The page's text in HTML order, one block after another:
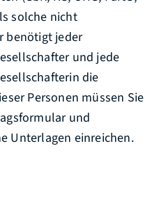
solche nicht
benötigt jeder
und jede
die
Personen müssen Sie
und
Unterlagen einreichen.